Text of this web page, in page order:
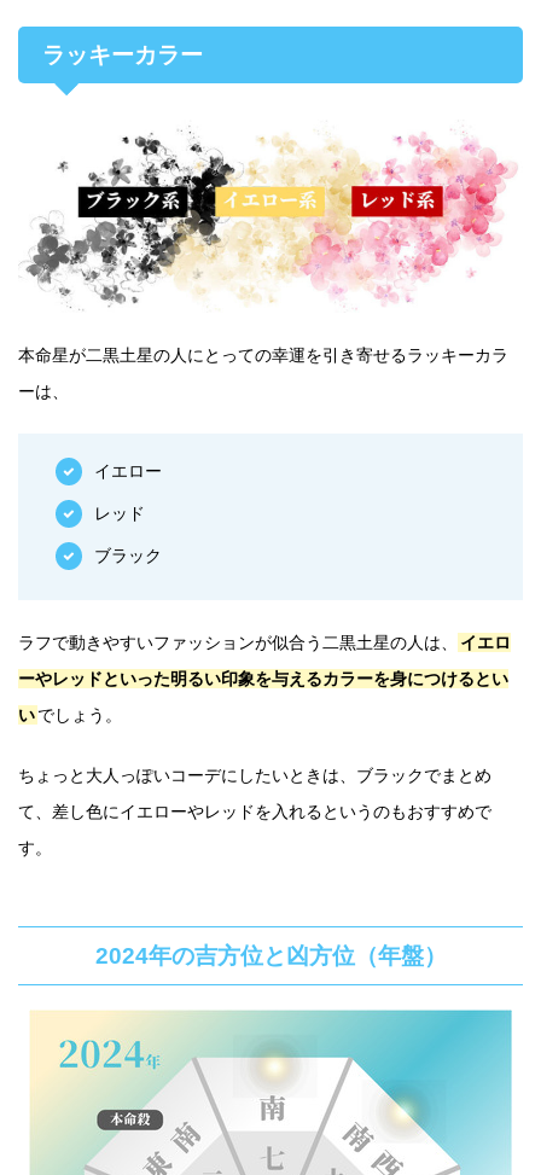
ラッキーカラー
本命星が二黒土星の人にとっての幸運を引き寄せるラッキーカラ
ーは、
イエロー
レッド
ブラック
ラフで動きやすいファッションが似合う二黒土星の人は、
イエロ
ーやレッドといった明るい印象を与えるカラーを身につけるとい
いでしょう。
ちょっと大人っぽいコーデにしたいときは、ブラックでまとめ
て、差し色にイエローやレッドを入れるというのもおすすめで
す。
2024年の吉方位と凶方位（年盤）